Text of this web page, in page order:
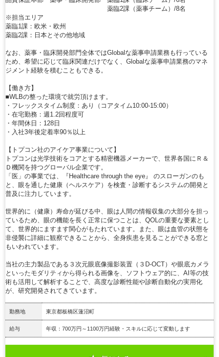
薬臨2課（薬事チーム）/8名
※担当エリア
薬臨1課：欧米・欧州
薬臨2課：日本とその他地域
なお、薬事・臨床開発部門全体ではGlobalな薬事申請業務も行っている
ため、希望に応じて臨床関連だけでなく、Globalな薬事申請業務のマネ
ジメント経験を積むこともできる。
【働き方】
■WLBの整った環境で就労頂けます。
・フレックスタイム制度：あり（コアタイム10:00-15:00）
・在宅勤務：週1.2回程度可
・年間休日：128日
・入社3年後定着率90％以上
【トプコン社のアイケア事業について】
トプコンは光学技術をコアとする精密機器メーカーで、世界各国にＲ＆
Ｄ機関を持つグローバル企業です。
「医」の事業では、『Healthcare through the eye』 のスローガンのも
と、眼を通した健康（ヘルスケア）を検査・診断するシステムの開発と
普及に注力しています。
世界的に（健康）寿命が延びる中、眼は人間の情報収集の大部分を担っ
ているため、眼の機能を長く正常に保つことは、QOLの重要な要素とし
て、世界的にますます関心がもたれています。また、眼は血管の状態を
非侵襲に詳細に観察できることから、全身疾患を見ることができる窓と
もいわれています。
当社の主力製品である３次元眼底像撮影装置（３D-OCT）や眼底カメラ
といったモダリティから得られる画像を、ソフトウェア的に、AI等の技
術も活用して解析することで、高度な診断性能や診断自動化の実用化
が、研究開発されてきています。
勤務地 東京都板橋区蓮沼町
給与 年収：700万円～1100万円経験・スキルに応じて変動します